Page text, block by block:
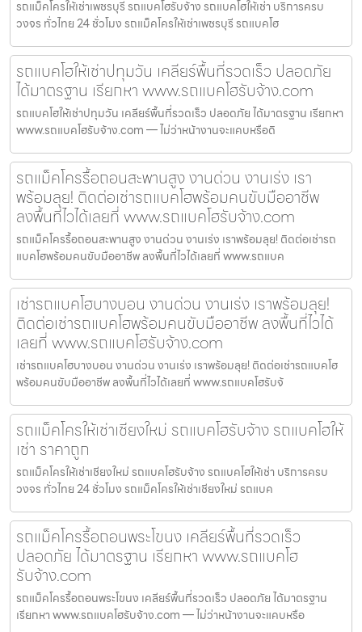
รถแม็คโครให้เช่าเพชรบุรี รถแบคโฮรับจ้าง รถแบคโฮให้เช่า บริการครบ
วงจร ทั่วไทย 24 ชั่วโมง รถแม็คโครให้เช่าเพชรบุรี รถแบคโฮ
รถแบคโฮให้เช่าปทุมวัน เคลียร์พื้นที่รวดเร็ว ปลอดภัย
ได้มาตรฐาน เรียกหา www.รถแบคโฮรับจ้าง.com
รถแบคโฮให้เช่าปทุมวัน เคลียร์พื้นที่รวดเร็ว ปลอดภัย ได้มาตรฐาน เรียกหา
www.รถแบคโฮรับจ้าง.com — ไม่ว่าหน้างานจะแคบหรือดิ
รถแม็คโครรื้อถอนสะพานสูง งานด่วน งานเร่ง เรา
พร้อมลุย! ติดต่อเช่ารถแบคโฮพร้อมคนขับมืออาชีพ
ลงพื้นที่ไวได้เลยที่ www.รถแบคโฮรับจ้าง.com
รถแม็คโครรื้อถอนสะพานสูง งานด่วน งานเร่ง เราพร้อมลุย! ติดต่อเช่ารถ
แบคโฮพร้อมคนขับมืออาชีพ ลงพื้นที่ไวได้เลยที่ www.รถแบค
เช่ารถแบคโฮบางบอน งานด่วน งานเร่ง เราพร้อมลุย!
ติดต่อเช่ารถแบคโฮพร้อมคนขับมืออาชีพ ลงพื้นที่ไวได้
เลยที่ www.รถแบคโฮรับจ้าง.com
เช่ารถแบคโฮบางบอน งานด่วน งานเร่ง เราพร้อมลุย! ติดต่อเช่ารถแบคโฮ
พร้อมคนขับมืออาชีพ ลงพื้นที่ไวได้เลยที่ www.รถแบคโฮรับจ้
รถแม็คโครให้เช่าเชียงใหม่ รถแบคโฮรับจ้าง รถแบคโฮให้
เช่า ราคาถูก
รถแม็คโครให้เช่าเชียงใหม่ รถแบคโฮรับจ้าง รถแบคโฮให้เช่า บริการครบ
วงจร ทั่วไทย 24 ชั่วโมง รถแม็คโครให้เช่าเชียงใหม่ รถแบค
รถแม็คโครรื้อถอนพระโขนง เคลียร์พื้นที่รวดเร็ว
ปลอดภัย ได้มาตรฐาน เรียกหา www.รถแบคโฮ
รับจ้าง.com
รถแม็คโครรื้อถอนพระโขนง เคลียร์พื้นที่รวดเร็ว ปลอดภัย ได้มาตรฐาน
เรียกหา www.รถแบคโฮรับจ้าง.com — ไม่ว่าหน้างานจะแคบหรือ